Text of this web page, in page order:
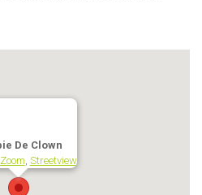
De Clown
Zoom, Streetview